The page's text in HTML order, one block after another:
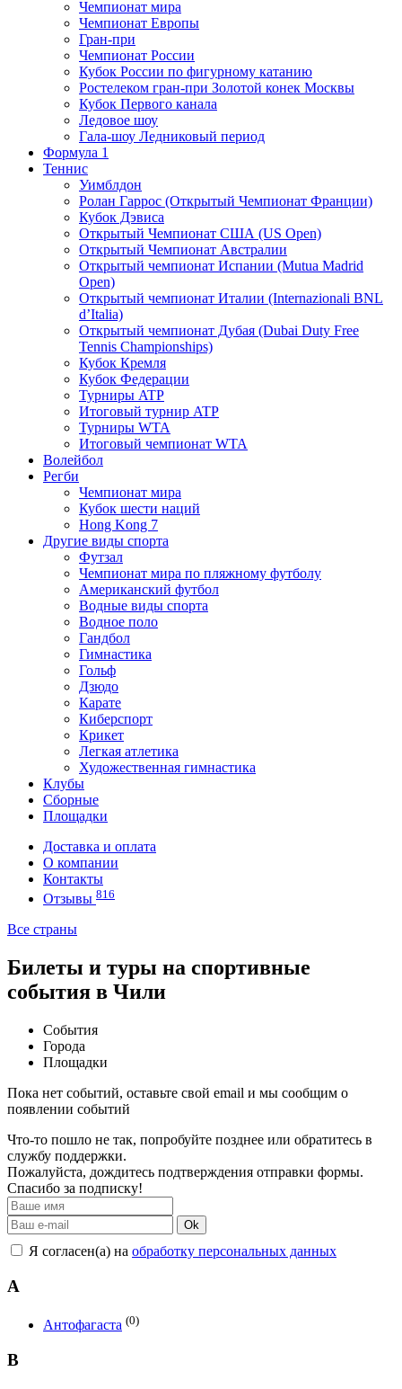
Чемпионат мира
Чемпионат Европы
Гран-при
Чемпионат России
Кубок России по фигурному катанию
Ростелеком гран-при Золотой конек Москвы
Кубок Первого канала
Ледовое шоу
Гала-шоу Ледниковый период
Формула 1
Теннис
Уимблдон
Ролан Гаррос (Открытый Чемпионат Франции)
Кубок Дэвиса
Открытый Чемпионат США (US Open)
Открытый Чемпионат Австралии
Открытый чемпионат Испании (Mutua Madrid
Open)
Открытый чемпионат Италии (Internazionali BNL
d’Italia)
Открытый чемпионат Дубая (Dubai Duty Free
Tennis Championships)
Кубок Кремля
Кубок Федерации
Турниры ATP
Итоговый турнир ATP
Турниры WTA
Итоговый чемпионат WTA
Волейбол
Регби
Чемпионат мира
Кубок шести наций
Hong Kong 7
Другие виды спорта
Футзал
Чемпионат мира по пляжному футболу
Американский футбол
Водные виды спорта
Водное поло
Гандбол
Гимнастика
Гольф
Дзюдо
Карате
Киберспорт
Крикет
Легкая атлетика
Художественная гимнастика
Клубы
Сборные
Площадки
Доставка и оплата
О компании
Контакты
Отзывы 816
Все страны
Билеты и туры на спортивные
события в Чили
События
Города
Площадки
Пока нет событий, оставьте свой email и мы сообщим о
появлении событий
Что-то пошло не так, попробуйте позднее или обратитесь в
службу поддержки.
Пожалуйста, дождитесь подтверждения отправки формы.
Спасибо за подписку!
Ok
Я согласен(а) на обработку персональных данных
А
Антофагаста (0)
В